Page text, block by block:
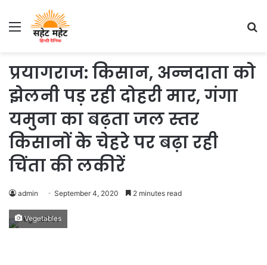
Menu
प्रयागराज: किसान, अन्नदाता को
झेलनी पड़ रही दोहरी मार, गंगा
यमुना का बढ़ता जल स्तर
किसानों के चेहरे पर बढ़ा रही
चिंता की लकीरें
admin September 4, 2020 2 minutes read
Vegetables